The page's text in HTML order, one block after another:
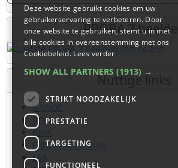
PROBA 2 beelden
Nuttige links
B.USOC
BEOP
BIRA
Euro Space Center
ESA
Deze website gebruikt cookies om uw
gebruikerservaring te verbeteren. Door
onze website te gebruiken, stemt u in met
alle cookies in overeenstemming met ons
Cookiebeleid.Lees verder
SHOW ALL PARTNERS (1913) →
STRIKT NOODZAKELIJK
PRESTATIE
TARGETING
FUNCTIONEEL